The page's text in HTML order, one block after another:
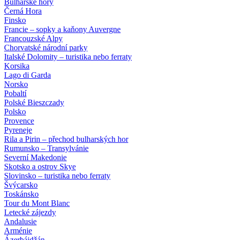
Bulharské hory
Černá Hora
Finsko
Francie – sopky a kaňony Auvergne
Francouzské Alpy
Chorvatské národní parky
Italské Dolomity – turistika nebo ferraty
Korsika
Lago di Garda
Norsko
Pobaltí
Polské Bieszczady
Polsko
Provence
Pyreneje
Rila a Pirin – přechod bulharských hor
Rumunsko – Transylvánie
Severní Makedonie
Skotsko a ostrov Skye
Slovinsko – turistika nebo ferraty
Švýcarsko
Toskánsko
Tour du Mont Blanc
Letecké zájezdy
Andalusie
Arménie